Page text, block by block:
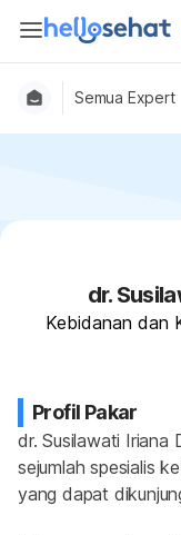
Semua Expert
dr.
Kebidanan dan
Profil Pakar
dr. Susilawati Iriana
sejumlah spesialis
yang dapat